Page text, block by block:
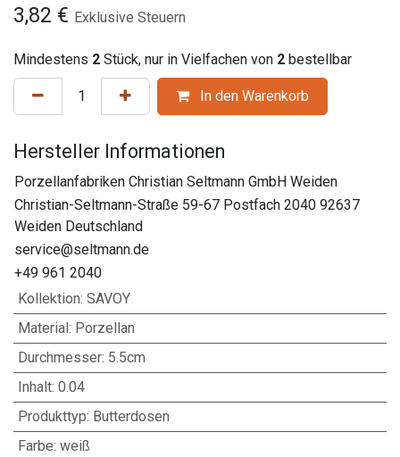
3,82 € Exklusive Steuern
Mindestens 2 Stück, nur in Vielfachen von 2 bestellbar
In den Warenkorb
Hersteller Informationen
Porzellanfabriken Christian Seltmann GmbH Weiden
Christian-Seltmann-Straße 59-67 Postfach 2040 92637
Weiden Deutschland
service@seltmann.de
+49 961 2040
Kollektion: SAVOY
Material: Porzellan
Durchmesser: 5.5cm
Inhalt: 0.04
Produkttyp: Butterdosen
Farbe: weiß